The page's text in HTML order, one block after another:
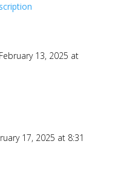
13, 2025 at
17, 2025 at 8:31